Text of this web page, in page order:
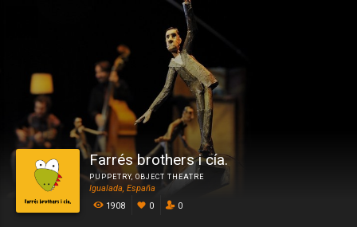
Farrés brothers i cía.
PUPPETRY, OBJECT THEATRE
Igualada, España
1908
0 0